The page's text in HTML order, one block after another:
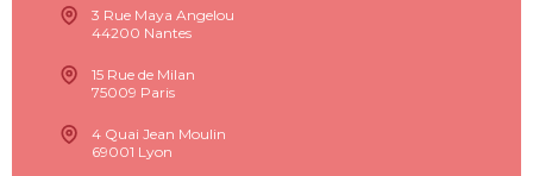
3 Rue Maya Angelou
44200 Nantes
15 Rue de Milan
75009 Paris
4 Quai Jean Moulin
69001 Lyon